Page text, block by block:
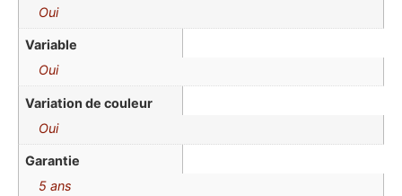
Oui
Variable
Oui
Variation de couleur
Oui
Garantie
5 ans